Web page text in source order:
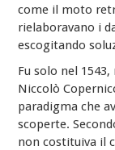
come il moto
rielaboravano i
escogitando
Fu solo nel
Niccolò
paradigma che
scoperte.
non costituiva il